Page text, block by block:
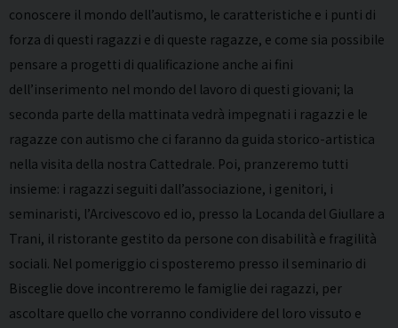
conoscere il mondo dell’autismo, le caratteristiche e i punti di
forza di questi ragazzi e di queste ragazze, e come sia possibile
pensare a progetti di qualificazione anche ai fini
dell’inserimento nel mondo del lavoro di questi giovani; la
seconda parte della mattinata vedrà impegnati i ragazzi e le
ragazze con autismo che ci faranno da guida storico-artistica
nella visita della nostra Cattedrale. Poi, pranzeremo tutti
insieme: i ragazzi seguiti dall’associazione, i genitori, i
seminaristi, l’Arcivescovo ed io, presso la Locanda del Giullare a
Trani, il ristorante gestito da persone con disabilità e fragilità
sociali. Nel pomeriggio ci sposteremo presso il seminario di
Bisceglie dove incontreremo le famiglie dei ragazzi, per
ascoltare quello che vorranno condividere del loro vissuto e